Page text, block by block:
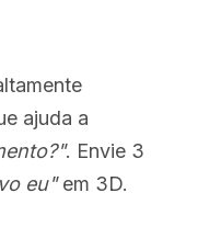
ajuda a
. Envie 3
eu"em 3D.